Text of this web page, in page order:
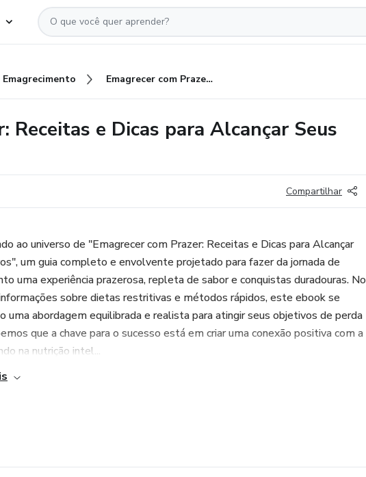
Emagrecimento Emagrecer com Prazer: Receitas e Dicas para Alcançar Seus Objetivos
Receitas e Dicas para Alcançar Seus
Compartilhar
ao universo de "Emagrecer com Prazer: Receitas e Dicas para Alcançar
um guia completo e envolvente projetado para fazer da jornada de
uma experiência prazerosa, repleta de sabor e conquistas duradouras. No
sobre dietas restritivas e métodos rápidos, este ebook se
uma abordagem equilibrada e realista para atingir seus objetivos de perda
que a chave para o sucesso está em criar uma conexão positiva com a
na nutrição intel...